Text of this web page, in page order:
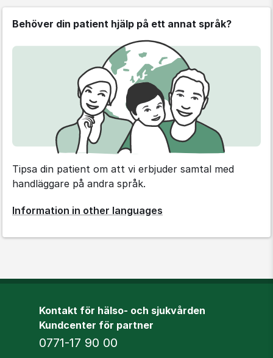
Behöver din patient hjälp på ett annat språk?
Tipsa din patient om att vi erbjuder samtal med
handläggare på andra språk.
Information in other languages
Kontakt för hälso- och sjukvården
Kundcenter för partner
Telefon
0771-17 90 00